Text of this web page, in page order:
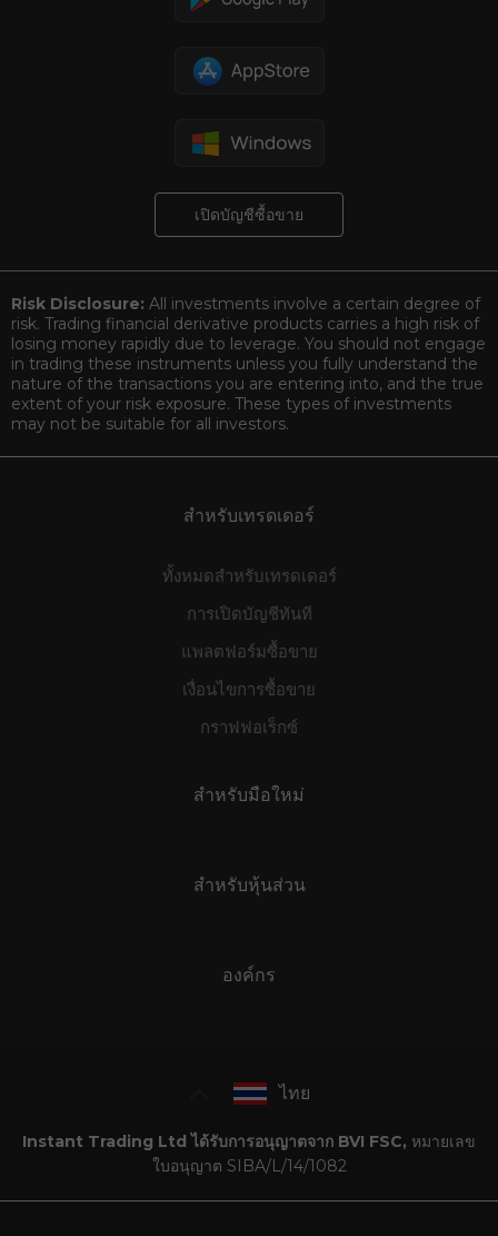
เปิดบัญชีซื้อขาย
Risk Disclosure: All investments involve a certain degree of
risk. Trading financial derivative products carries a high risk of
losing money rapidly due to leverage. You should not engage
in trading these instruments unless you fully understand the
nature of the transactions you are entering into, and the true
extent of your risk exposure. These types of investments
may not be suitable for all investors.
สำหรับเทรดเดอร์
ทั้งหมดสำหรับเทรดเดอร์
การเปิดบัญชีทันที
แพลตฟอร์มซื้อขาย
เงื่อนไขการซื้อขาย
กราฟฟอเร็กซ์
สำหรับมือใหม่
สำหรับหุ้นส่วน
องค์กร
ไทย
Instant Trading Ltd ได้รับการอนุญาตจาก BVI FSC, หมายเลข
ใบอนุญาต SIBA/L/14/1082